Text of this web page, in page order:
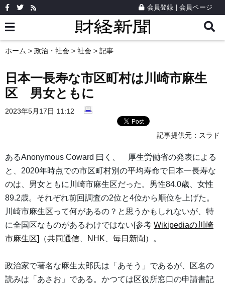
会員登録 会員ページ
ホーム > 政治・社会 > 社会 > 記事
日本一長寿な市区町村は川崎市麻生
区 男女ともに
2023年5月17日 11:12
記事提供元： スラド
あるAnonymous Coward 曰く、 厚生労働省の発表による
と、2020年時点での市区町村別の平均寿命で日本一長寿な
のは、男女ともに川崎市麻生区だった。男性84.0歳、女性
89.2歳。それぞれ前回調査の2位と4位から順位を上げた。
川崎市麻生区って何があるの？と思うかもしれないが、特
に全国区なものがあるわけではない[参考 Wikipediaの川崎
市麻生区]
（共同通信 NHK 毎日新聞 ）。
政治家で著名な麻生太郎氏は「あそう」であるが、区名の
読みは「あさお」である。かつては区役所窓口の申請書記